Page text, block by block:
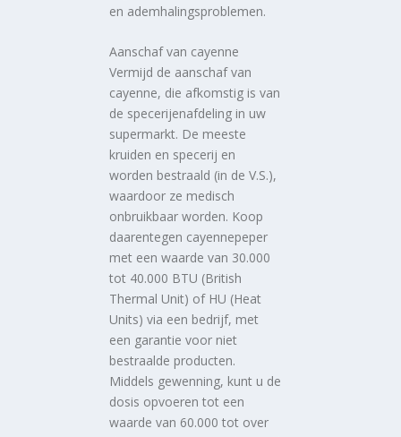
en ademhalingsproblemen.
Aanschaf van cayenne
Vermijd de aanschaf van
cayenne, die afkomstig is van
de specerijenafdeling in uw
supermarkt. De meeste
kruiden en specerij en
worden bestraald (in de V.S.),
waardoor ze medisch
onbruikbaar worden. Koop
daarentegen cayennepeper
met een waarde van 30.000
tot 40.000 BTU (British
Thermal Unit) of HU (Heat
Units) via een bedrijf, met
een garantie voor niet
bestraalde producten.
Middels gewenning, kunt u de
dosis opvoeren tot een
waarde van 60.000 tot over